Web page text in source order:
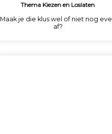
Thema Kiezen en Loslaten
Maak je die klus wel of niet nog
af?